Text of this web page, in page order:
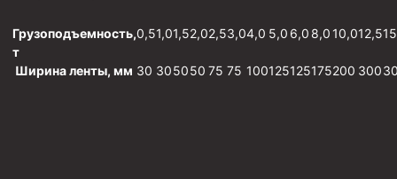
ГОСТ 632-80
Грузоподъемность,
т
0,51,01,52,02,53,04,0 5,0 6,0 8,0 10,012,5
Ширина ленты, мм 30 305050 75 75 100125125175200 300